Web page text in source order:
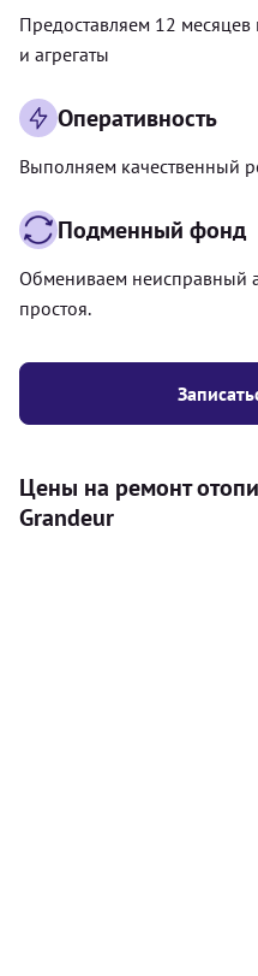
Предоставляем 12 месяцев
и агрегаты
Оперативность
Выполняем качественный
Подменный фонд
Обмениваем неисправный
простоя.
Цены на ремонт
Grandeur